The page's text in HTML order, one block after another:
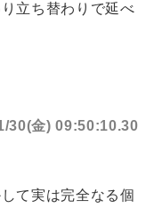
立ち替わりで延べ
30(金) 09:50:10.30
て実は完全なる個